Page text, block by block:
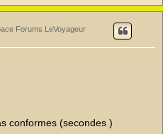
Forums LeVoyageur
conformes (secondes )